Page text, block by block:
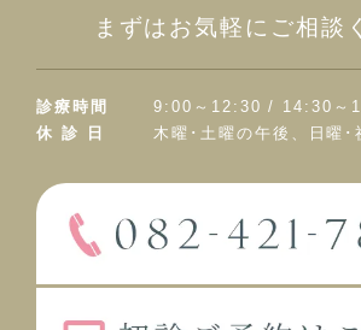
まずはお気軽にご相談
診療時間
休 診 日
9:00～12:30 / 14:30～
木曜･土曜の午後、日曜･